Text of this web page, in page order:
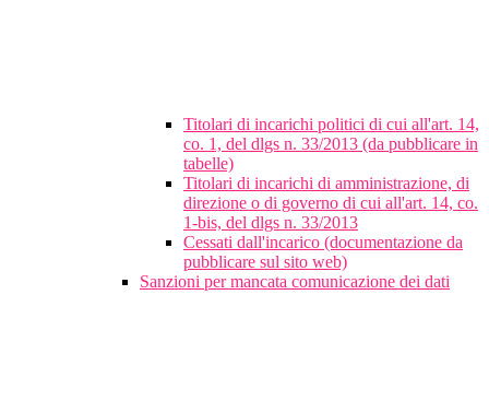
Titolari di incarichi politici di cui all'art. 14,
co. 1, del dlgs n. 33/2013 (da pubblicare in
tabelle)
Titolari di incarichi di amministrazione, di
direzione o di governo di cui all'art. 14, co.
1-bis, del dlgs n. 33/2013
Cessati dall'incarico (documentazione da
pubblicare sul sito web)
Sanzioni per mancata comunicazione dei dati